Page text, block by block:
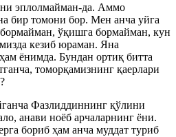
эплолмайман-да. Аммо
бир томони бор. Мен анча уйга
ўқишга бормайман, кун
кезиб юраман. Яна
ёнимда. Бундан ортиқ битта
томорқамизнинг қаерлари
Фазлиддиннинг қўлини
анави ноёб арчаларнинг ёни.
бориб ҳам анча муддат туриб